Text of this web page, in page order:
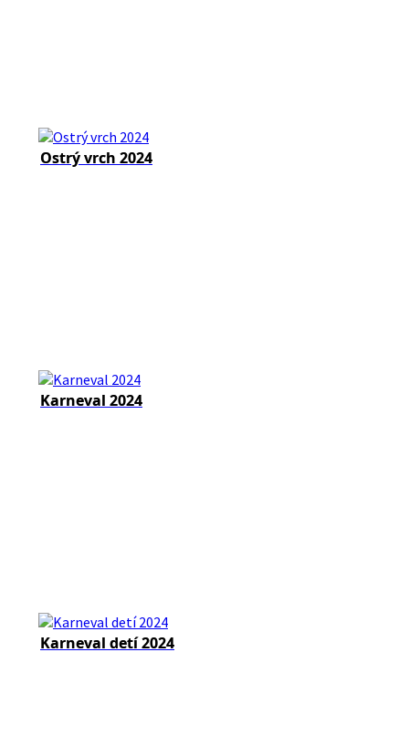
Ostrý vrch 2024
Karneval 2024
Karneval detí 2024